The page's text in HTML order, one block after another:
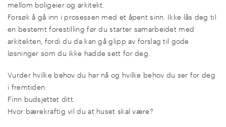
mellom boligeier og arkitekt.
Forsøk å gå inn i prosessen med et åpent sinn. Ikke lås deg til
en bestemt forestilling før du starter samarbeidet med
arkitekten, fordi du da kan gå glipp av forslag til gode
løsninger som du ikke hadde sett for deg.
Vurder hvilke behov du har nå og hvilke behov du ser for deg
i fremtiden.
Finn budsjettet ditt.
Hvor bærekraftig vil du at huset skal være?